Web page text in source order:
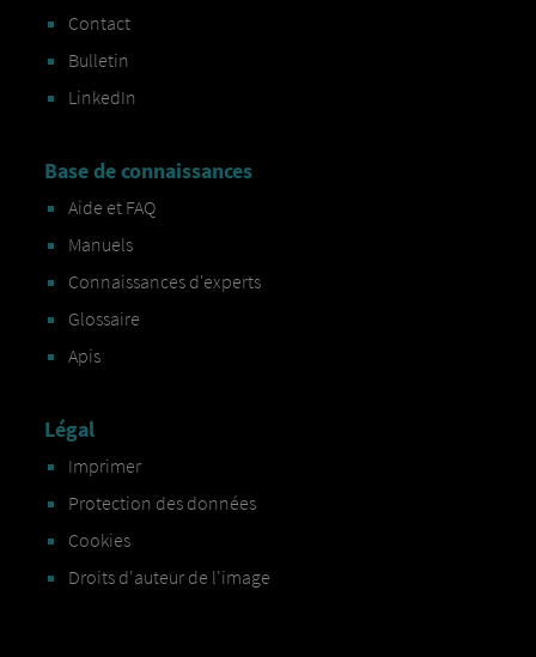
Contact
Bulletin
LinkedIn
Base de connaissances
Aide et FAQ
Manuels
Connaissances d'experts
Glossaire
Apis
Légal
Imprimer
Protection des données
Cookies
Droits d'auteur de l'image